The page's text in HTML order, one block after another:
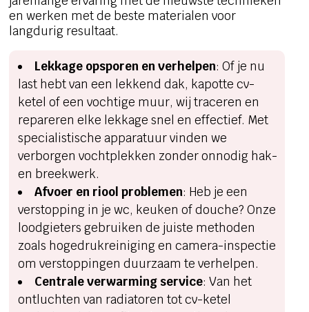
en werken met de beste materialen voor
langdurig resultaat.
Lekkage opsporen en verhelpen: Of je nu
last hebt van een lekkend dak, kapotte cv-
ketel of een vochtige muur, wij traceren en
repareren elke lekkage snel en effectief. Met
specialistische apparatuur vinden we
verborgen vochtplekken zonder onnodig hak-
en breekwerk.
Afvoer en riool problemen: Heb je een
verstopping in je wc, keuken of douche? Onze
loodgieters gebruiken de juiste methoden
zoals hogedrukreiniging en camera-inspectie
om verstoppingen duurzaam te verhelpen.
Centrale verwarming service: Van het
ontluchten van radiatoren tot cv-ketel